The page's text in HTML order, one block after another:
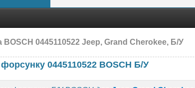
BOSCH 0445110522 Jeep, Grand Cherokee, Б/У
форсунку 0445110522 BOSCH Б/У